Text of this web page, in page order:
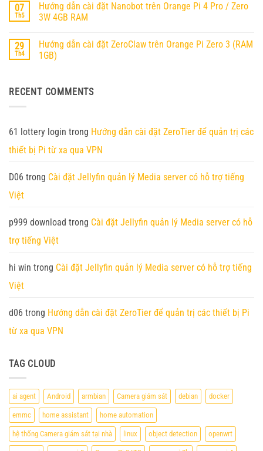
Pi
RV2
Đặt
Ubuntu
25.04
Pi
RV2
bình
luận
ở
6
chính
thức
Nền
hệ
mới
45
mạnh
tính
07
Th5
Hướng dẫn cài đặt Nanobot trên Orange Pi 4 Pro / Zero
3W 4GB RAM
bình
luận
ở
đặt
4
Pro
Zero
RAM
29
Th4
Hướng dẫn cài đặt ZeroClaw trên Orange Pi Zero 3 (RAM
1GB)
luận
đặt
ZeroClaw
Orange
3
(RAM
RECENT COMMENTS
61 lottery login trong Hướng dẫn cài đặt ZeroTier để quản trị các
thiết bị Pi từ xa qua VPN
D06 trong Cài đặt Jellyfin quản lý Media server có hỗ trợ tiếng
Việt
p999 download trong Cài đặt Jellyfin quản lý Media server có hỗ
trợ tiếng Việt
hi win trong Cài đặt Jellyfin quản lý Media server có hỗ trợ tiếng
Việt
d06 trong Hướng dẫn cài đặt ZeroTier để quản trị các thiết bị Pi
từ xa qua VPN
TAG CLOUD
ai agent Android armbian Camera giám sát debian docker
emmc home assistant home automation
hệ thống Camera giám sát tại nhà linux object detection openwrt